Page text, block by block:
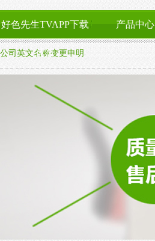
好色先生TVAPP下载
首页
产品中心
公司英文名称变更申明